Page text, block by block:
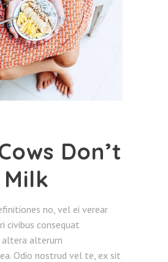
Don’t
no, vel ei verear
civibus consequat
altera alterum
Odio nostrud vel te, ex sit